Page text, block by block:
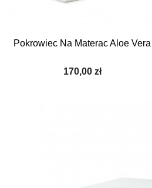
Pokrowiec Na Materac Aloe Vera
170,00 zł